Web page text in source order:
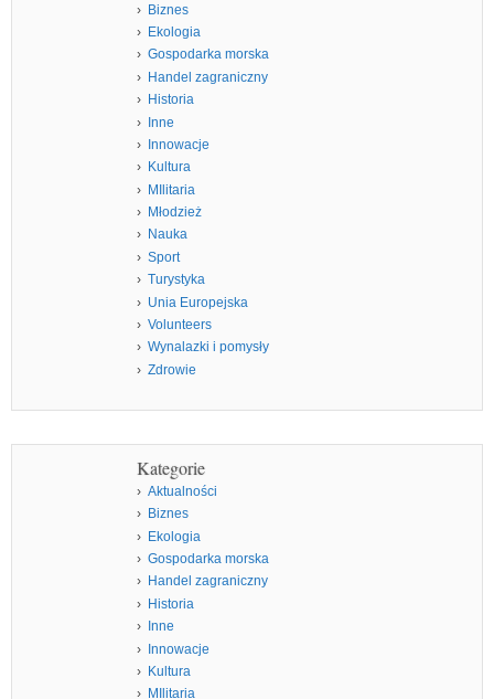
Biznes
Ekologia
Gospodarka morska
Handel zagraniczny
Historia
Inne
Innowacje
Kultura
MIlitaria
Młodzież
Nauka
Sport
Turystyka
Unia Europejska
Volunteers
Wynalazki i pomysły
Zdrowie
Kategorie
Aktualności
Biznes
Ekologia
Gospodarka morska
Handel zagraniczny
Historia
Inne
Innowacje
Kultura
MIlitaria